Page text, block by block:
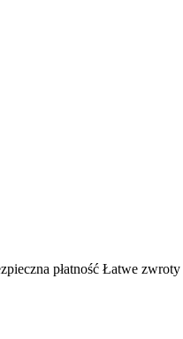
płatność Łatwe zwroty